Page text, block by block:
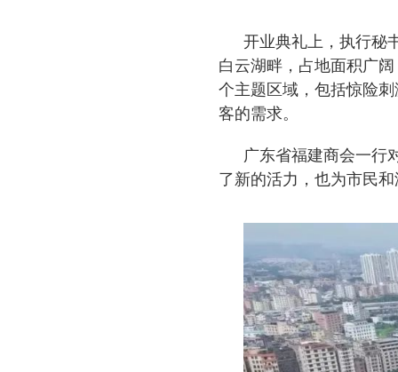
开业典礼上，执行秘
白云湖畔，占地面积广
个主题区域，包括惊险
客的需求。
广东省福建商会一行
了新的活力，也为市民